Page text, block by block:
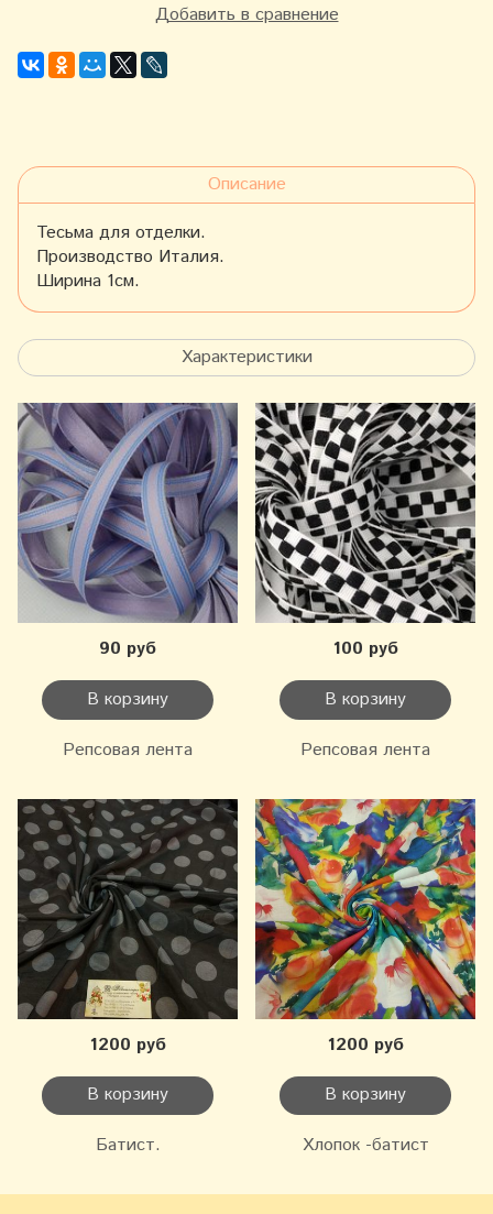
Добавить в сравнение
Описание
Тесьма для отделки.
Производство Италия.
Ширина 1см.
Характеристики
90 руб
В корзину
Репсовая лента
100 руб
В корзину
Репсовая лента
1200 руб
В корзину
Батист.
1200 руб
В корзину
Хлопок -батист